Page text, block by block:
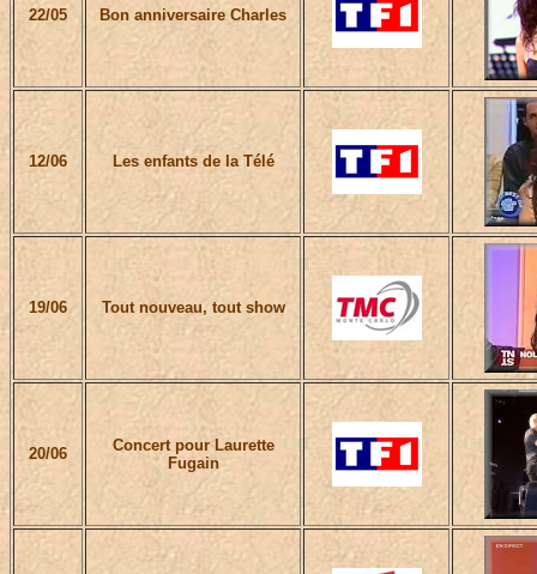
22/05 Bon anniversaire Charles
12/06 Les enfants de la Télé
19/06 Tout nouveau, tout show
20/06
Concert pour Laurette
Fugain